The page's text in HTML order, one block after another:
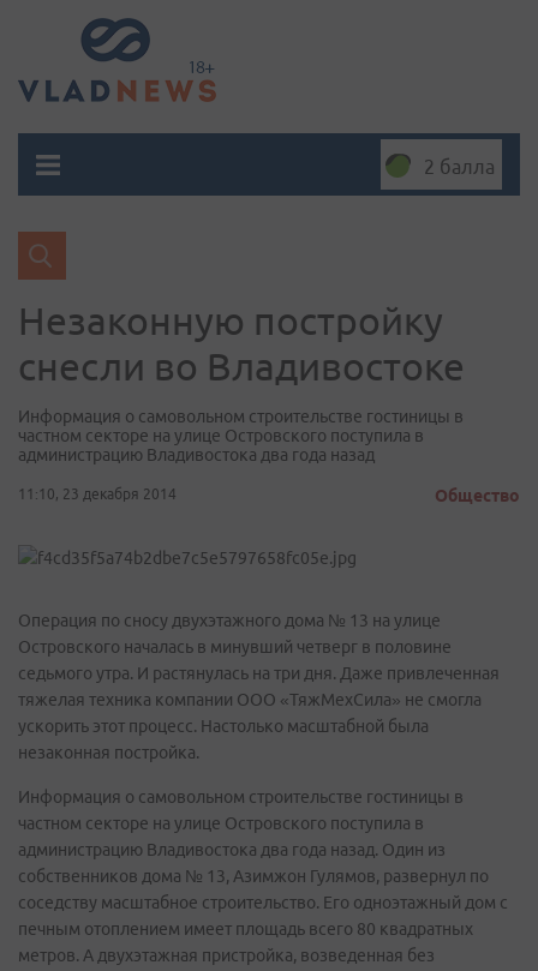
2 балла
Незаконную постройку
снесли во Владивостоке
Информация о самовольном строительстве гостиницы в
частном секторе на улице Островского поступила в
администрацию Владивостока два года назад
11:10, 23 декабря 2014 Общество
Операция по сносу двухэтажного дома № 13 на улице
Островского началась в минувший четверг в половине
седьмого утра. И растянулась на три дня. Даже привлеченная
тяжелая техника компании ООО «ТяжМехСила» не смогла
ускорить этот процесс. Настолько масштабной была
незаконная постройка.
Информация о самовольном строительстве гостиницы в
частном секторе на улице Островского поступила в
администрацию Владивостока два года назад. Один из
собственников дома № 13, Азимжон Гулямов, развернул по
соседству масштабное строительство. Его одноэтажный дом с
печным отоплением имеет площадь всего 80 квадратных
метров. А двухэтажная пристройка, возведенная без